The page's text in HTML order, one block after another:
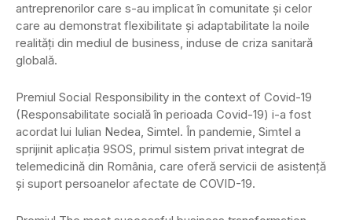
antreprenorilor care s-au implicat în comunitate și celor
care au demonstrat flexibilitate și adaptabilitate la noile
realități din mediul de business, induse de criza sanitară
globală.
Premiul Social Responsibility in the context of Covid-19
(Responsabilitate socială în perioada Covid-19) i-a fost
acordat lui Iulian Nedea, Simtel. În pandemie, Simtel a
sprijinit aplicația 9SOS, primul sistem privat integrat de
telemedicină din România, care oferă servicii de asistenţă
şi suport persoanelor afectate de COVID-19.